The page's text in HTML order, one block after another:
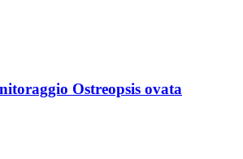
Ostreopsis ovata